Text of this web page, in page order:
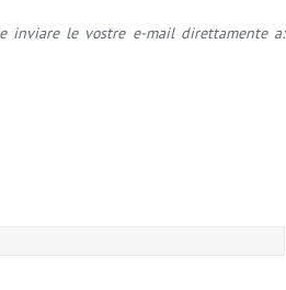
inviare le vostre e-mail direttamente a: